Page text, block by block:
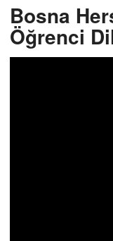
Bosna
Öğrenci